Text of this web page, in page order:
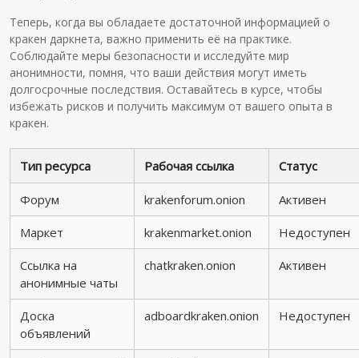
Теперь, когда вы обладаете достаточной информацией о
кракен даркнета, важно применить её на практике.
Соблюдайте меры безопасности и исследуйте мир
анонимности, помня, что ваши действия могут иметь
долгосрочные последствия. Оставайтесь в курсе, чтобы
избежать рисков и получить максимум от вашего опыта в
кракен.
Тип ресурса Рабочая ссылка Статус
Форум krakenforum.onion Активен
Маркет krakenmarket.onion Недоступен
Ссылка на
анонимные чаты
chatkraken.onion Активен
Доска
объявлений
adboardkraken.onion Недоступен